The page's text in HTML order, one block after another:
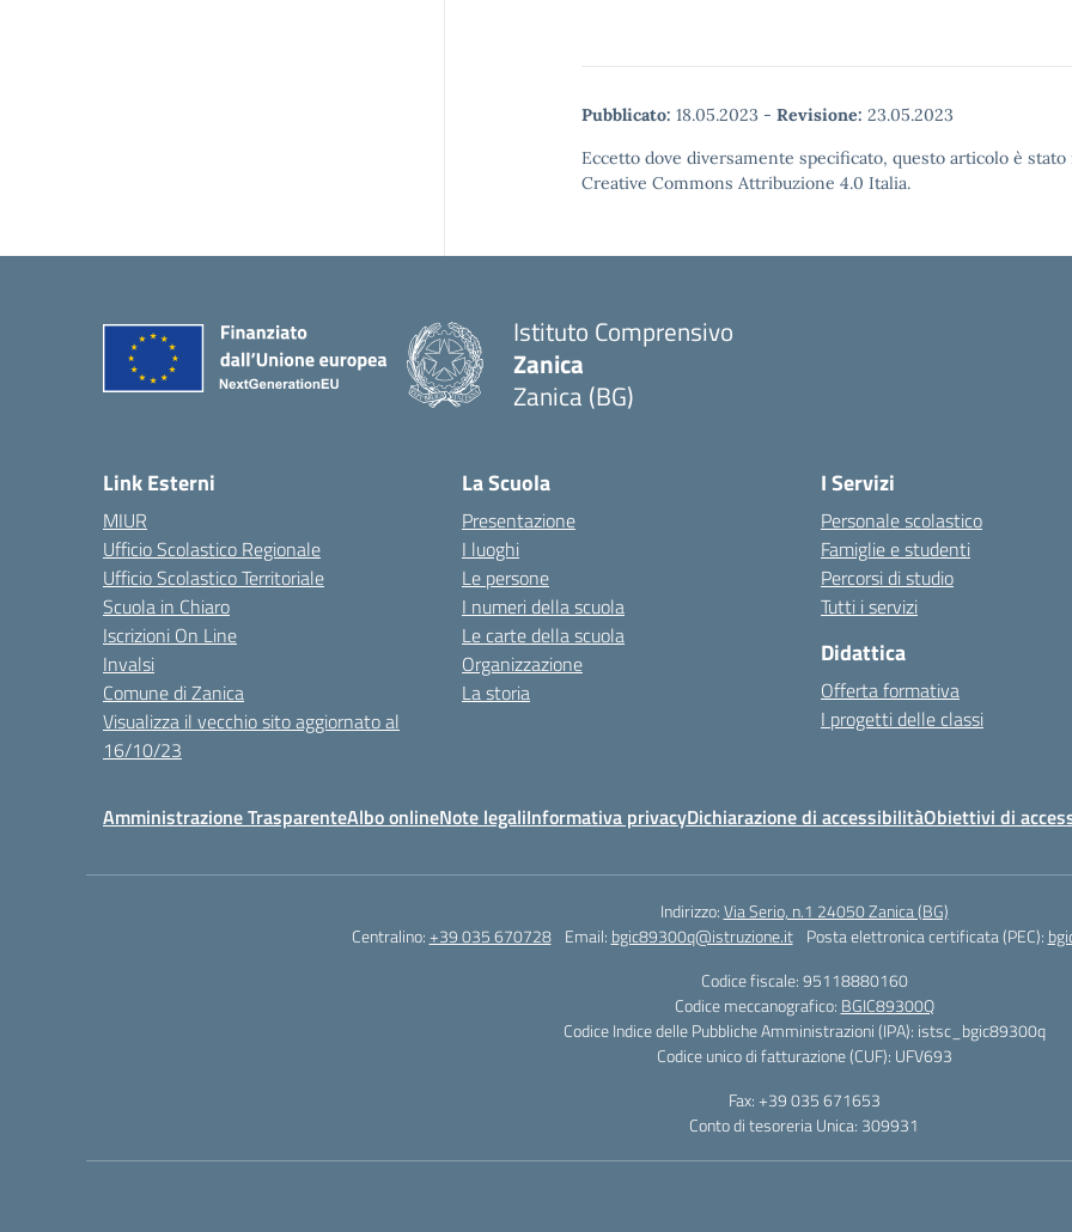
Pubblicato: 18.05.2023 - Revisione: 23.05.2023
Eccetto dove diversamente specificato, questo articolo è
Creative Commons Attribuzione 4.0 Italia.
Istituto Comprensivo
Zanica
Zanica (BG)
Link Esterni
MIUR
Ufficio Scolastico Regionale
Ufficio Scolastico Territoriale
Scuola in Chiaro
Iscrizioni On Line
Invalsi
Comune di Zanica
Visualizza il vecchio sito aggiornato al
16/10/23
La Scuola
Presentazione
I luoghi
Le persone
I numeri della scuola
Le carte della scuola
Organizzazione
La storia
I Servizi
Personale scolastico
Famiglie e studenti
Percorsi di studio
Tutti i servizi
Didattica
Offerta formativa
I progetti delle classi
Amministrazione TrasparenteAlbo onlineNote legaliInformativa privacyDichiarazione di accessibilitàObiettivi di
Indirizzo:Via Serio, n.1 24050 Zanica (BG)
Centralino:+39 035 670728 Email: bgic89300q@istruzione.it Posta elettronica certificata (PEC):
Codice fiscale: 95118880160
Codice meccanografico: BGIC89300Q
Codice Indice delle Pubbliche Amministrazioni (IPA): istsc_bgic89300q
Codice unico di fatturazione (CUF): UFV693
Fax: +39 035 671653
Conto di tesoreria Unica: 309931